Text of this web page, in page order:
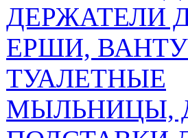
ДЕРЖАТЕЛИ
ЕРШИ,
ТУАЛЕТНЫЕ
МЫЛЬНИЦЫ,